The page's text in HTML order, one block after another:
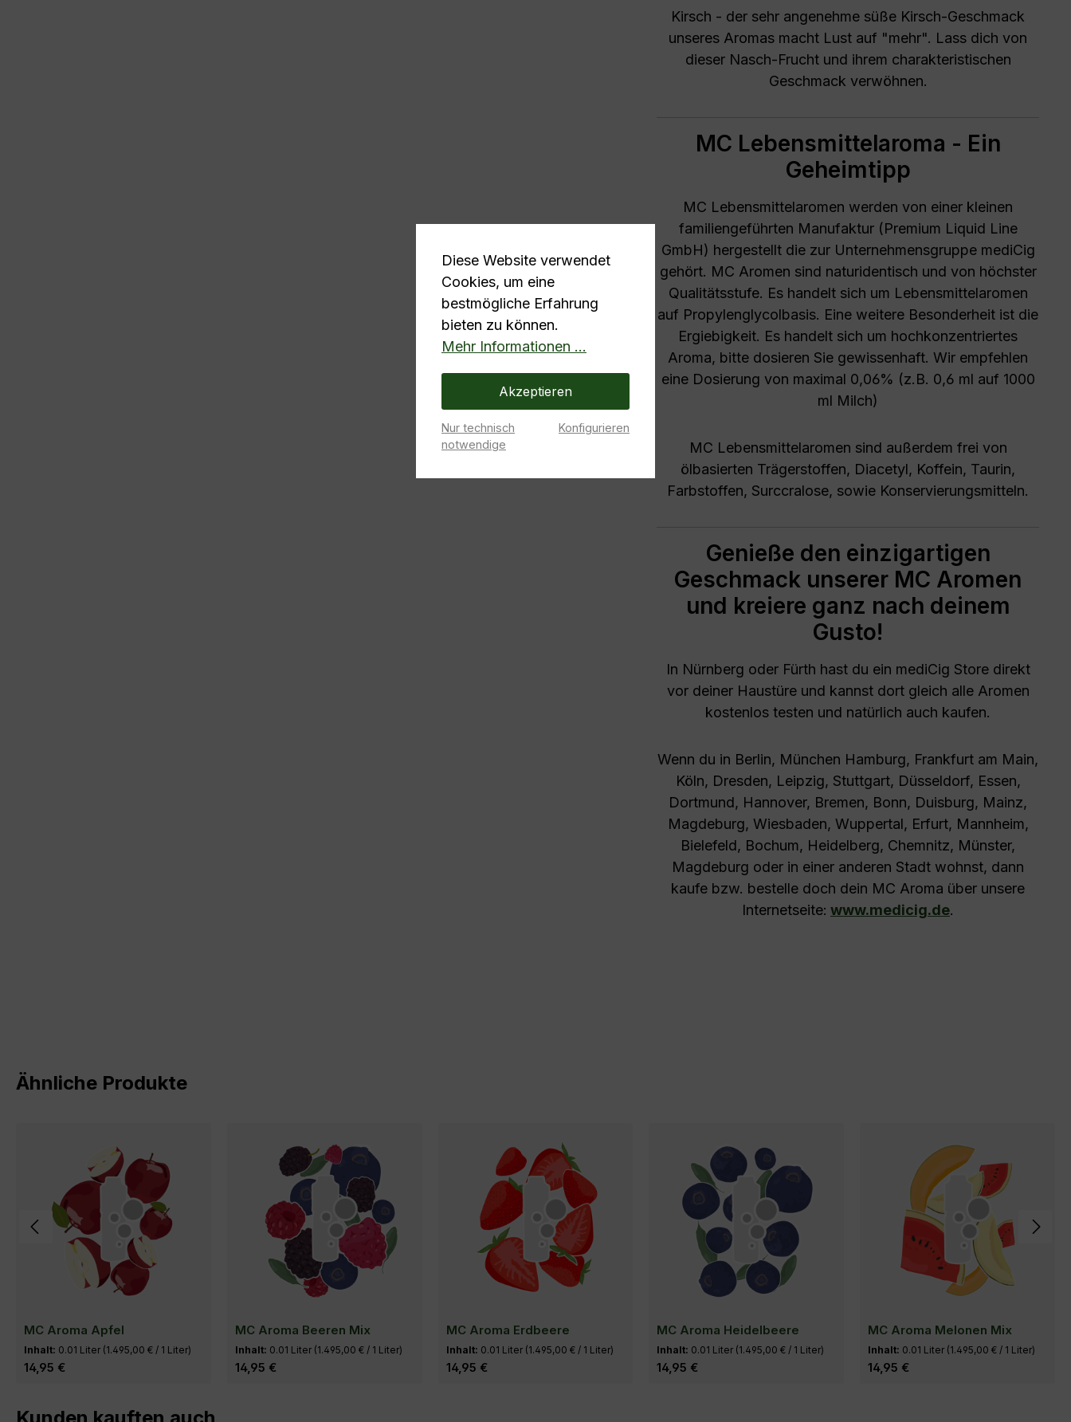
Kirsch - der sehr angenehme süße Kirsch-Geschmack
unseres Aromas macht Lust auf "mehr". Lass dich von
dieser Nasch-Frucht und ihrem charakteristischen
Geschmack verwöhnen.
MC Lebensmittelaroma - Ein
Geheimtipp
MC Lebensmittelaromen werden von einer kleinen
familiengeführten Manufaktur (Premium Liquid Line
GmbH) hergestellt die zur Unternehmensgruppe mediCig
gehört. MC Aromen sind naturidentisch und von höchster
Qualitätsstufe. Es handelt sich um Lebensmittelaromen
auf Propylenglycolbasis. Eine weitere Besonderheit ist die
Ergiebigkeit. Es handelt sich um hochkonzentriertes
Aroma, bitte dosieren Sie gewissenhaft. Wir empfehlen
eine Dosierung von maximal 0,06% (z.B. 0,6 ml auf 1000
ml Milch)
MC Lebensmittelaromen sind außerdem frei von
ölbasierten Trägerstoffen, Diacetyl, Koffein, Taurin,
Farbstoffen, Surccralose, sowie Konservierungsmitteln.
Genieße den einzigartigen
Geschmack unserer MC Aromen
und kreiere ganz nach deinem
Gusto!
In Nürnberg oder Fürth hast du ein mediCig Store direkt
vor deiner Haustüre und kannst dort gleich alle Aromen
kostenlos testen und natürlich auch kaufen.
Wenn du in Berlin, München Hamburg, Frankfurt am Main,
Köln, Dresden, Leipzig, Stuttgart, Düsseldorf, Essen,
Dortmund, Hannover, Bremen, Bonn, Duisburg, Mainz,
Magdeburg, Wiesbaden, Wuppertal, Erfurt, Mannheim,
Bielefeld, Bochum, Heidelberg, Chemnitz, Münster,
Magdeburg oder in einer anderen Stadt wohnst, dann
kaufe bzw. bestelle doch dein MC Aroma über unsere
Internetseite: www.medicig.de.
Produktgalerie überspringen
Ähnliche Produkte
MC Aroma Apfel
Inhalt: 0.01 Liter (1.495,00 € / 1 Liter)
Regulärer Preis:
14,95 €
In den Warenkorb
MC Aroma Beeren Mix
Inhalt: 0.01 Liter (1.495,00 € / 1 Liter)
Regulärer Preis:
14,95 €
MC Aroma Erdbeere
Inhalt: 0.01 Liter (1.495,00 € / 1 Liter)
Regulärer Preis:
14,95 €
MC Aroma Heidelbeere
Inhalt: 0.01 Liter (1.495,00 € / 1 Liter)
Regulärer Preis:
14,95 €
MC Aroma Melonen Mix
Inhalt: 0.01 Liter (1.495,00 € / 1 Liter)
Regulärer Preis:
14,95 €
Produktgalerie überspringen
Diese Website verwendet
Cookies, um eine
bestmögliche Erfahrung
bieten zu können.
Mehr Informationen ...
Akzeptieren
Nur technisch
notwendige
Konfigurieren